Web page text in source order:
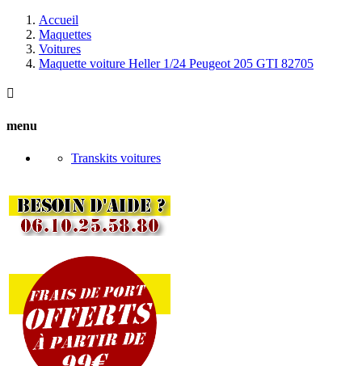
Accueil
Maquettes
Voitures
Maquette voiture Heller 1/24 Peugeot 205 GTI 82705

menu
Transkits voitures